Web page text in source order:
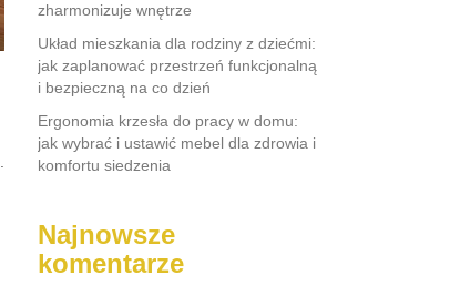
zharmonizuje wnętrze
Układ mieszkania dla rodziny z dziećmi:
jak zaplanować przestrzeń funkcjonalną
i bezpieczną na co dzień
Ergonomia krzesła do pracy w domu:
jak wybrać i ustawić mebel dla zdrowia i
komfortu siedzenia
Najnowsze
komentarze